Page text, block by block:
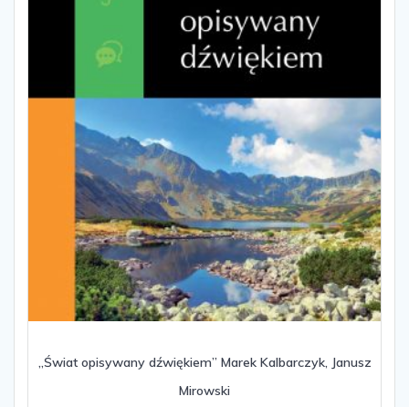
„Świat opisywany dźwiękiem” Marek Kalbarczyk, Janusz
Mirowski